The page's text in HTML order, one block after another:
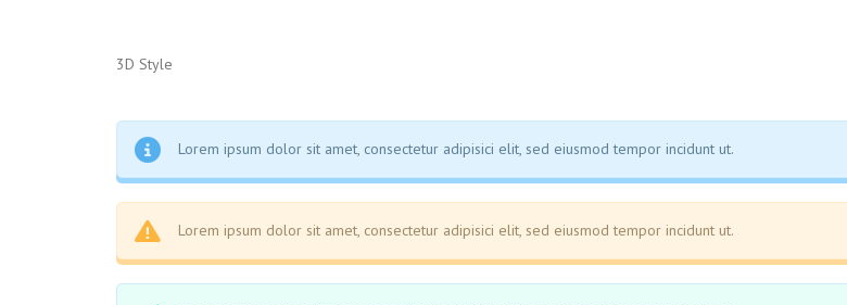
3D Style
Lorem ipsum dolor sit amet, consectetur adipisici elit, sed eiusmod tempor incidunt ut.
Lorem ipsum dolor sit amet, consectetur adipisici elit, sed eiusmod tempor incidunt ut.